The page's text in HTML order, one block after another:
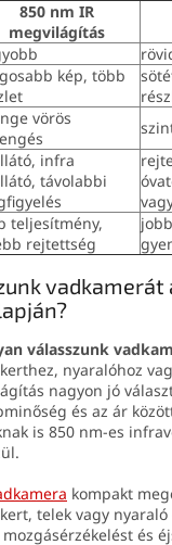
850 nm IR
megvilágítás
kép, több
vörös
infra
távolabbi
teljesítmény,
rejtettség
vadkamerát
válasszunk
nyaralóhoz
nagyon jó
és az ár
is 850 nm-es
kompakt
telek vagy
és